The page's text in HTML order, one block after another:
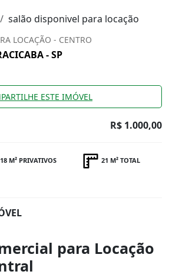
salão disponivel para locação
LOCAÇÃO - CENTRO
- SP
ESTE IMÓVEL
R$ 1.000,00
18 M² PRIVATIVOS 21 M² TOTAL
para Locação